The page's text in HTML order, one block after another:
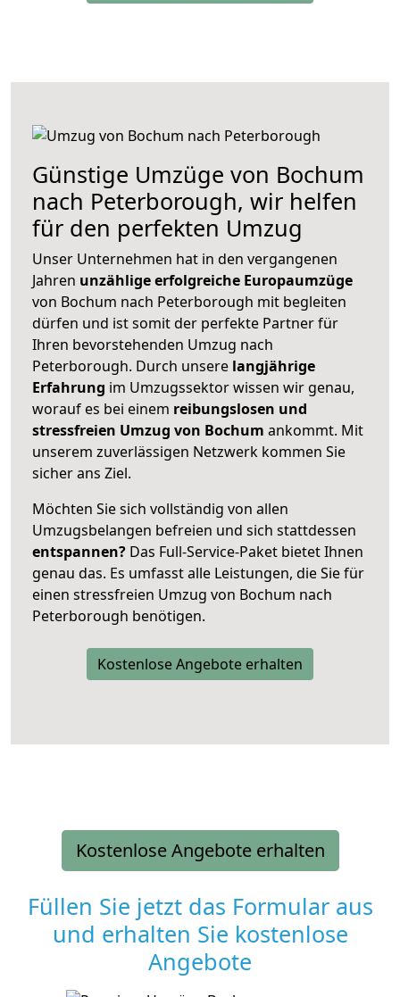
Günstige Umzüge von Bochum
nach Peterborough, wir helfen
für den perfekten Umzug
Unser Unternehmen hat in den vergangenen
Jahren unzählige erfolgreiche Europaumzüge
von Bochum nach Peterborough mit begleiten
dürfen und ist somit der perfekte Partner für
Ihren bevorstehenden Umzug nach
Peterborough. Durch unsere langjährige
Erfahrung im Umzugssektor wissen wir genau,
worauf es bei einem reibungslosen und
stressfreien Umzug von Bochum ankommt. Mit
unserem zuverlässigen Netzwerk kommen Sie
sicher ans Ziel.
Möchten Sie sich vollständig von allen
Umzugsbelangen befreien und sich stattdessen
entspannen? Das Full-Service-Paket bietet Ihnen
genau das. Es umfasst alle Leistungen, die Sie für
einen stressfreien Umzug von Bochum nach
Peterborough benötigen.
Kostenlose Angebote erhalten
Kostenlose Angebote erhalten
Füllen Sie jetzt das Formular aus
und erhalten Sie kostenlose
Angebote